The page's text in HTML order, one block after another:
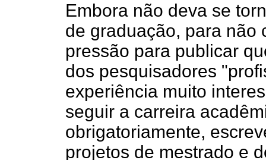
Embora não deva se
de graduação, para não
pressão para publicar
dos pesquisadores
experiência muito
seguir a carreira
obrigatoriamente,
projetos de mestrado e